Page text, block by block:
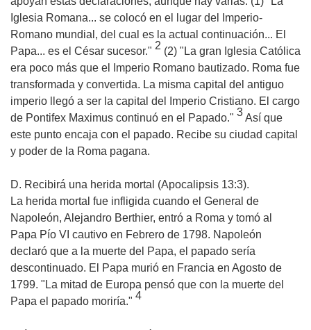
Iglesia Romana... se colocó en el lugar del Imperio-
Romano mundial, del cual es la actual continuación... El
Papa... es el César sucesor." 2 (2) "La gran Iglesia Católica
era poco más que el Imperio Romano bautizado. Roma fue
transformada y convertida. La misma capital del antiguo
imperio llegó a ser la capital del Imperio Cristiano. El cargo
de Pontifex Maximus continuó en el Papado." 3Así que
este punto encaja con el papado. Recibe su ciudad capital
y poder de la Roma pagana.
D. Recibirá una herida mortal (Apocalipsis 13:3).
La herida mortal fue infligida cuando el General de
Napoleón, Alejandro Berthier, entró a Roma y tomó al
Papa Pío VI cautivo en Febrero de 1798. Napoleón
declaró que a la muerte del Papa, el papado sería
descontinuado. El Papa murió en Francia en Agosto de
1799. "La mitad de Europa pensó que con la muerte del
Papa el papado moriría." 4